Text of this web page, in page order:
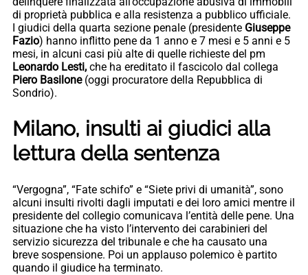
di proprietà pubblica e alla resistenza a pubblico ufficiale.
I giudici della quarta sezione penale (presidente Giuseppe
Fazio) hanno inflitto pene da 1 anno e 7 mesi e 5 anni e 5
mesi, in alcuni casi più alte di quelle richieste del pm
Leonardo Lesti, che ha ereditato il fascicolo dal collega
Piero Basilone (oggi procuratore della Repubblica di
Sondrio).
Milano, insulti ai giudici alla
lettura della sentenza
“Vergogna”, “Fate schifo” e “Siete privi di umanità”, sono
alcuni insulti rivolti dagli imputati e dei loro amici mentre il
presidente del collegio comunicava l’entità delle pene. Una
situazione che ha visto l’intervento dei carabinieri del
servizio sicurezza del tribunale e che ha causato una
breve sospensione. Poi un applauso polemico è partito
quando il giudice ha terminato.